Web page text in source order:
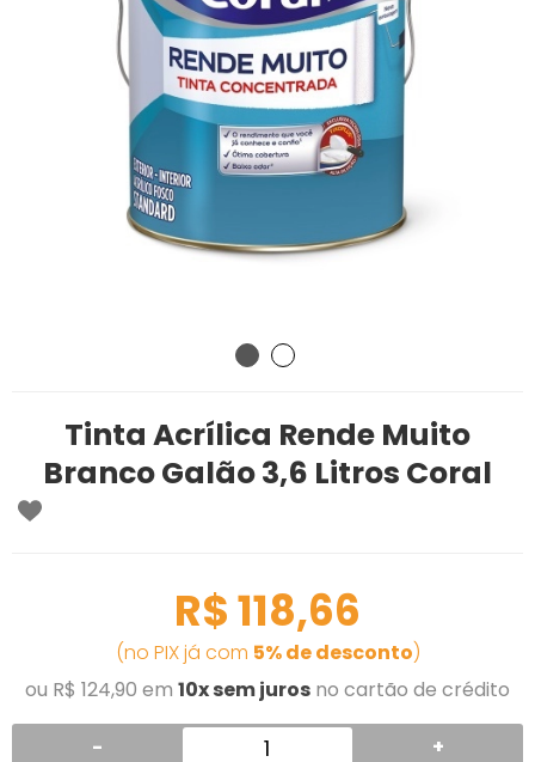
Tinta Acrílica Rende Muito
Branco Galão 3,6 Litros Coral
R$ 118,66
(no PIX já com 5% de desconto)
ou R$ 124,90 em 10x sem juros no cartão de crédito
- +